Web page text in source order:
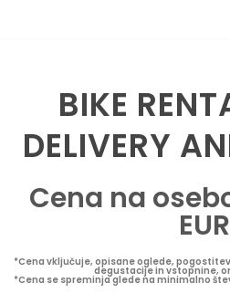
contentBIKE
DELIVERY
Cena na
EUR
*Cena vključuje, opisane oglede,
degustacije in vstopnine,
*Cena se spreminja glede na minimalno